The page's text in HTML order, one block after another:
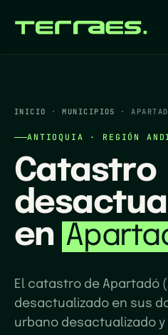
INICIO ·MUNICIPIOS ·
ANTIOQUIA · REGIÓN
Catastro
en
El catastro de Apartadó
desactualizado en sus
urbano desactualizado